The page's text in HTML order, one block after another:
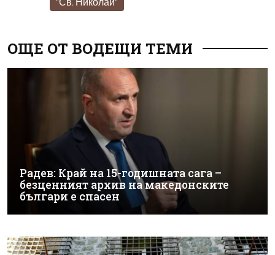
ОЩЕ ОТ ВОДЕЩИ ТЕМИ
Радев: Край на 15-годишната сага –
безценният архив на македонските
българи е спасен